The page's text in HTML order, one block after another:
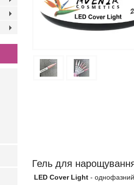
Гель для
LED Cover Light - однофазний